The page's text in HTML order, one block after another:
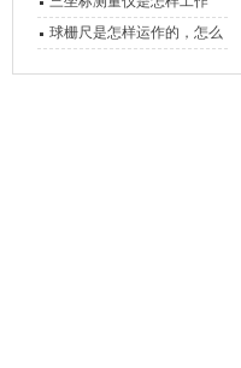
的，功能有什么优势？
球栅尺是怎样运作的，怎么